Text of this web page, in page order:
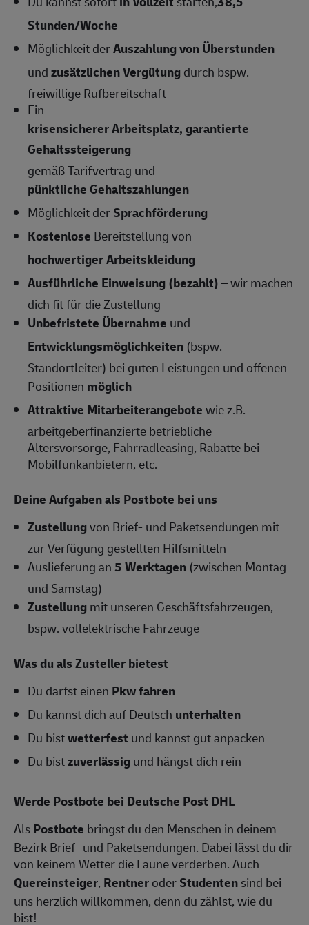
Stunden/Woche
Möglichkeit derAuszahlung von Überstunden
undzusätzlichen Vergütungdurch bspw.
freiwillige Rufbereitschaft
Ein
krisensicherer Arbeitsplatz, garantierte
Gehaltssteigerung
gemäß Tarifvertrag und
pünktliche Gehaltszahlungen
Möglichkeit derSprachförderung
Kostenlose Bereitstellung von
hochwertiger Arbeitskleidung
Ausführliche Einweisung (bezahlt)– wir machen
dich fit für die Zustellung
Unbefristete Übernahme und
Entwicklungsmöglichkeiten (bspw.
Standortleiter) bei guten Leistungen und offenen
Positionen möglich
Attraktive Mitarbeiterangebotewie z.B.
arbeitgeberfinanzierte betriebliche
Altersvorsorge, Fahrradleasing, Rabatte bei
Mobilfunkanbietern, etc.
Deine Aufgaben als Postbote bei uns
Zustellungvon Brief- und Paketsendungen mit
zur Verfügung gestellten Hilfsmitteln
Auslieferung an5 Werktagen (zwischen Montag
und Samstag)
Zustellungmit unseren Geschäftsfahrzeugen,
bspw. vollelektrische Fahrzeuge
Was du als Zusteller bietest
Du darfst einen Pkw fahren
Du kannst dich auf Deutsch unterhalten
Du bistwetterfest und kannst gut anpacken
Du bistzuverlässigund hängst dich rein
Werde Postbote bei Deutsche Post DHL
AlsPostbote bringst du den Menschen in deinem
Bezirk Brief- und Paketsendungen. Dabei lässt du dir
von keinem Wetter die Laune verderben. Auch
Quereinsteiger, RentneroderStudentensind bei
uns herzlich willkommen, denn du zählst, wie du
bist!